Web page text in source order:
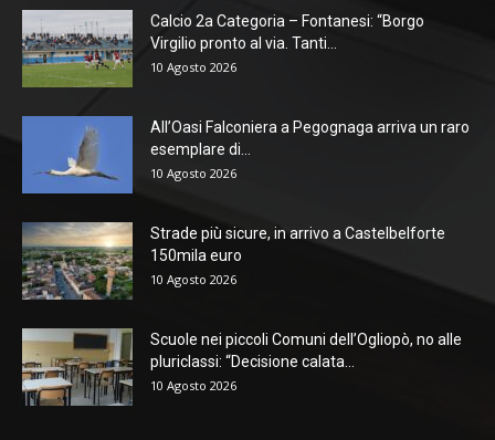
Calcio 2a Categoria – Fontanesi: “Borgo
Virgilio pronto al via. Tanti...
10 Agosto 2026
All’Oasi Falconiera a Pegognaga arriva un raro
esemplare di...
10 Agosto 2026
Strade più sicure, in arrivo a Castelbelforte
150mila euro
10 Agosto 2026
Scuole nei piccoli Comuni dell’Ogliopò, no alle
pluriclassi: “Decisione calata...
10 Agosto 2026